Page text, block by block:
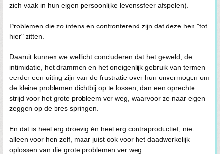
zich vaak in hun eigen persoonlijke levenssfeer afspelen).
Problemen die zo intens en confronterend zijn dat deze hen "tot
hier" zitten.
Daaruit kunnen we wellicht concluderen dat het geweld, de
intimidatie, het drammen en het oneigenlijk gebruik van termen
eerder een uiting zijn van de frustratie over hun onvermogen om
de kleine problemen dichtbij op te lossen, dan een oprechte
strijd voor het grote probleem ver weg, waarvoor ze naar eigen
zeggen op de bres springen.
En dat is heel erg droevig én heel erg contraproductief, niet
alleen voor hen zelf, maar juist ook voor het daadwerkelijk
oplossen van die grote problemen ver weg.